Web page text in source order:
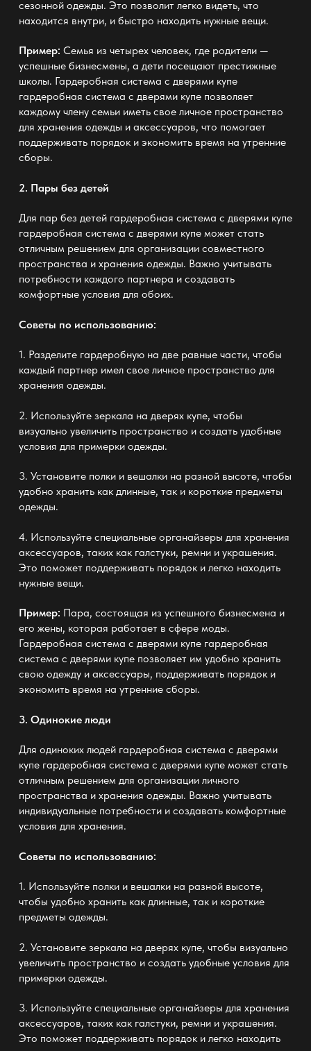
сезонной одежды. Это позволит легко видеть, что
находится внутри, и быстро находить нужные вещи.
Пример: Семья из четырех человек, где родители —
успешные бизнесмены, а дети посещают престижные
школы. Гардеробная система с дверями купе
гардеробная система с дверями купепозволяет
каждому члену семьи иметь свое личное пространство
для хранения одежды и аксессуаров, что помогает
поддерживать порядок и экономить время на утренние
сборы.
2. Пары без детей
Для пар без детей гардеробная система с дверями купе
гардеробная система с дверями купеможет стать
отличным решением для организации совместного
пространства и хранения одежды. Важно учитывать
потребности каждого партнера и создавать
комфортные условия для обоих.
Советы по использованию:
1. Разделите гардеробную на две равные части, чтобы
каждый партнер имел свое личное пространство для
хранения одежды.
2. Используйте зеркала на дверях купе, чтобы
визуально увеличить пространство и создать удобные
условия для примерки одежды.
3. Установите полки и вешалки на разной высоте, чтобы
удобно хранить как длинные, так и короткие предметы
одежды.
4. Используйте специальные органайзеры для хранения
аксессуаров, таких как галстуки, ремни и украшения.
Это поможет поддерживать порядок и легко находить
нужные вещи.
Пример: Пара, состоящая из успешного бизнесмена и
его жены, которая работает в сфере моды.
Гардеробная система с дверями купе гардеробная
система с дверями купепозволяет им удобно хранить
свою одежду и аксессуары, поддерживать порядок и
экономить время на утренние сборы.
3. Одинокие люди
Для одиноких людей гардеробная система с дверями
купе гардеробная система с дверями купеможет стать
отличным решением для организации личного
пространства и хранения одежды. Важно учитывать
индивидуальные потребности и создавать комфортные
условия для хранения.
Советы по использованию:
1. Используйте полки и вешалки на разной высоте,
чтобы удобно хранить как длинные, так и короткие
предметы одежды.
2. Установите зеркала на дверях купе, чтобы визуально
увеличить пространство и создать удобные условия для
примерки одежды.
3. Используйте специальные органайзеры для хранения
аксессуаров, таких как галстуки, ремни и украшения.
Это поможет поддерживать порядок и легко находить